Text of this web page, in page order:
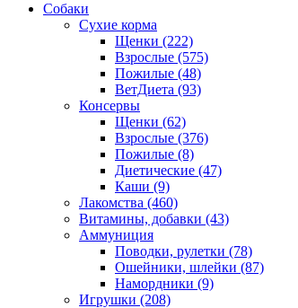
Собаки
Сухие корма
Щенки (222)
Взрослые (575)
Пожилые (48)
ВетДиета (93)
Консервы
Щенки (62)
Взрослые (376)
Пожилые (8)
Диетические (47)
Каши (9)
Лакомства (460)
Витамины, добавки (43)
Аммуниция
Поводки, рулетки (78)
Ошейники, шлейки (87)
Намордники (9)
Игрушки (208)